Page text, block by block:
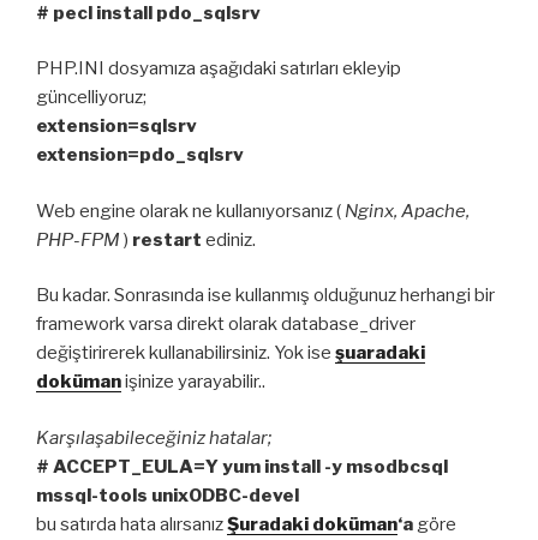
# pecl install pdo_sqlsrv
PHP.INI dosyamıza aşağıdaki satırları ekleyip
güncelliyoruz;
extension=sqlsrv
extension=pdo_sqlsrv
Web engine olarak ne kullanıyorsanız ( Nginx, Apache,
PHP-FPM ) restart ediniz.
Bu kadar. Sonrasında ise kullanmış olduğunuz herhangi bir
framework varsa direkt olarak database_driver
değiştirirerek kullanabilirsiniz. Yok ise şuaradaki
dokümanişinize yarayabilir..
Karşılaşabileceğiniz hatalar;
# ACCEPT_EULA=Y yum install -y msodbcsql
mssql-tools unixODBC-devel
bu satırda hata alırsanızŞuradaki doküman‘a göre